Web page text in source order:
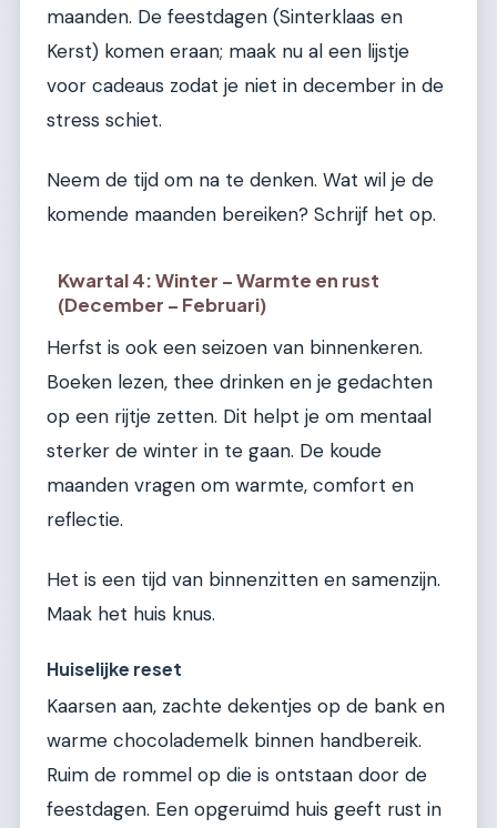
maanden. De feestdagen (Sinterklaas en
Kerst) komen eraan; maak nu al een lijstje
voor cadeaus zodat je niet in december in de
stress schiet.
Neem de tijd om na te denken. Wat wil je de
komende maanden bereiken? Schrijf het op.
Kwartal 4: Winter – Warmte en rust
(December – Februari)
Herfst is ook een seizoen van binnenkeren.
Boeken lezen, thee drinken en je gedachten
op een rijtje zetten. Dit helpt je om mentaal
sterker de winter in te gaan. De koude
maanden vragen om warmte, comfort en
reflectie.
Het is een tijd van binnenzitten en samenzijn.
Maak het huis knus.
Huiselijke reset
Kaarsen aan, zachte dekentjes op de bank en
warme chocolademelk binnen handbereik.
Ruim de rommel op die is ontstaan door de
feestdagen. Een opgeruimd huis geeft rust in